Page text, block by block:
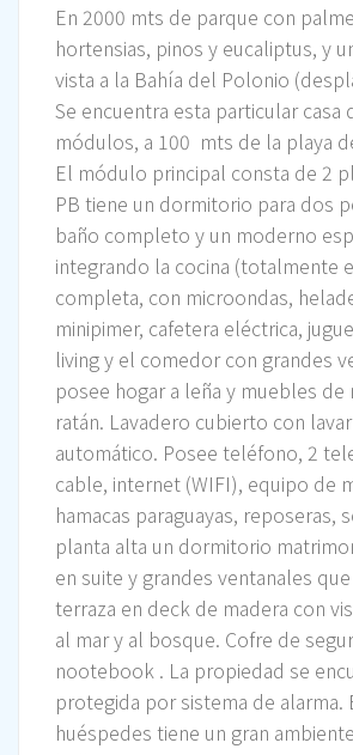
En 2000 mts de parque con
hortensias, pinos y eucaliptus, y
vista a la Bahía del Polonio
Se encuentra esta particular casa
módulos, a 100 mts de la playa
El módulo principal consta de 2
PB tiene un dormitorio para dos
baño completo y un moderno
integrando la cocina (totalmente
completa, con microondas,
minipimer, cafetera eléctrica,
living y el comedor con grandes
posee hogar a leña y muebles de
ratán. Lavadero cubierto con
automático. Posee teléfono, 2
cable, internet (WIFI), equipo de
hamacas paraguayas, reposeras,
planta alta un dormitorio
en suite y grandes ventanales
terraza en deck de madera con
al mar y al bosque. Cofre de
nootebook . La propiedad se
protegida por sistema de
huéspedes tiene un gran